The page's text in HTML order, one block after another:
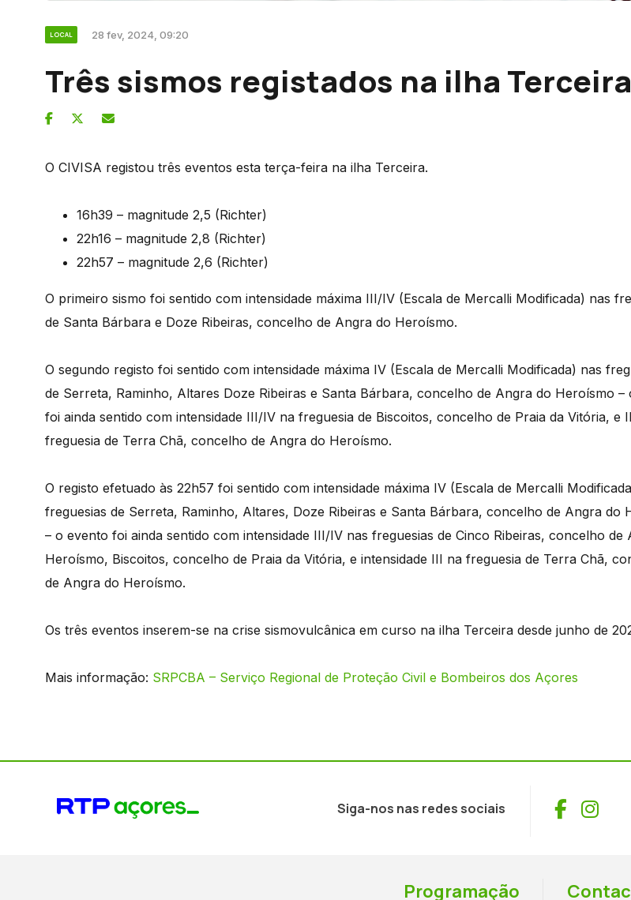
LOCAL 28 fev, 2024, 09:20
Três sismos registados na ilha Terceira
O CIVISA registou três eventos esta terça-feira na ilha Terceira.
16h39 – magnitude 2,5 (Richter)
22h16 – magnitude 2,8 (Richter)
22h57 – magnitude 2,6 (Richter)
O primeiro sismo foi sentido com intensidade máxima III/IV (Escala de Mercalli Modificada) nas
de Santa Bárbara e Doze Ribeiras, concelho de Angra do Heroísmo.
O segundo registo foi sentido com intensidade máxima IV (Escala de Mercalli Modificada) nas
de Serreta, Raminho, Altares Doze Ribeiras e Santa Bárbara, concelho de Angra do Heroísmo –
foi ainda sentido com intensidade III/IV na freguesia de Biscoitos, concelho de Praia da Vitória, e
freguesia de Terra Chã, concelho de Angra do Heroísmo.
O registo efetuado às 22h57 foi sentido com intensidade máxima IV (Escala de Mercalli
freguesias de Serreta, Raminho, Altares, Doze Ribeiras e Santa Bárbara, concelho de Angra do
– o evento foi ainda sentido com intensidade III/IV nas freguesias de Cinco Ribeiras, concelho de
Heroísmo, Biscoitos, concelho de Praia da Vitória, e intensidade III na freguesia de Terra Chã,
de Angra do Heroísmo.
Os três eventos inserem-se na crise sismovulcânica em curso na ilha Terceira desde junho de
Mais informação: SRPCBA – Serviço Regional de Proteção Civil e Bombeiros dos Açores
Siga-nos nas redes sociais
Programação